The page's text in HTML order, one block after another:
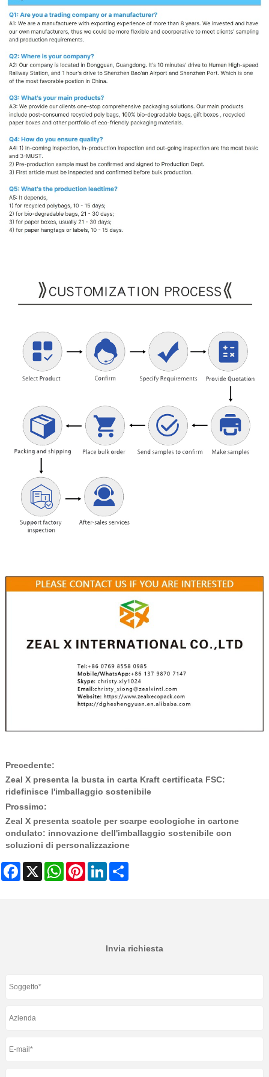
Precedente:
Zeal X presenta la busta in carta Kraft certificata FSC:
ridefinisce l'imballaggio sostenibile
Prossimo:
Zeal X presenta scatole per scarpe ecologiche in cartone
ondulato: innovazione dell'imballaggio sostenibile con
soluzioni di personalizzazione
Facebook
X WhatsAppPinterestLinkedIn
Invia richiesta